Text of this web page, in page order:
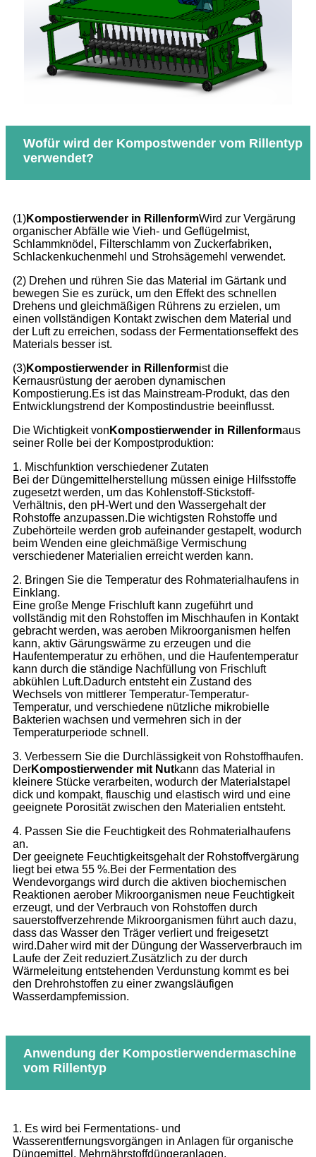
Wofür wird der Kompostwender vom Rillentyp
verwendet?
(1)Kompostierwender in RillenformWird zur Vergärung
organischer Abfälle wie Vieh- und Geflügelmist,
Schlammknödel, Filterschlamm von Zuckerfabriken,
Schlackenkuchenmehl und Strohsägemehl verwendet.
(2) Drehen und rühren Sie das Material im Gärtank und
bewegen Sie es zurück, um den Effekt des schnellen
Drehens und gleichmäßigen Rührens zu erzielen, um
einen vollständigen Kontakt zwischen dem Material und
der Luft zu erreichen, sodass der Fermentationseffekt des
Materials besser ist.
(3)Kompostierwender in Rillenformist die
Kernausrüstung der aeroben dynamischen
Kompostierung.Es ist das Mainstream-Produkt, das den
Entwicklungstrend der Kompostindustrie beeinflusst.
Die Wichtigkeit von Kompostierwender in Rillenformaus
seiner Rolle bei der Kompostproduktion:
1. Mischfunktion verschiedener Zutaten
Bei der Düngemittelherstellung müssen einige Hilfsstoffe
zugesetzt werden, um das Kohlenstoff-Stickstoff-
Verhältnis, den pH-Wert und den Wassergehalt der
Rohstoffe anzupassen.Die wichtigsten Rohstoffe und
Zubehörteile werden grob aufeinander gestapelt, wodurch
beim Wenden eine gleichmäßige Vermischung
verschiedener Materialien erreicht werden kann.
2. Bringen Sie die Temperatur des Rohmaterialhaufens in
Einklang.
Eine große Menge Frischluft kann zugeführt und
vollständig mit den Rohstoffen im Mischhaufen in Kontakt
gebracht werden, was aeroben Mikroorganismen helfen
kann, aktiv Gärungswärme zu erzeugen und die
Haufentemperatur zu erhöhen, und die Haufentemperatur
kann durch die ständige Nachfüllung von Frischluft
abkühlen Luft.Dadurch entsteht ein Zustand des
Wechsels von mittlerer Temperatur-Temperatur-
Temperatur, und verschiedene nützliche mikrobielle
Bakterien wachsen und vermehren sich in der
Temperaturperiode schnell.
3. Verbessern Sie die Durchlässigkeit von Rohstoffhaufen.
DerKompostierwender mit Nutkann das Material in
kleinere Stücke verarbeiten, wodurch der Materialstapel
dick und kompakt, flauschig und elastisch wird und eine
geeignete Porosität zwischen den Materialien entsteht.
4. Passen Sie die Feuchtigkeit des Rohmaterialhaufens
an.
Der geeignete Feuchtigkeitsgehalt der Rohstoffvergärung
liegt bei etwa 55 %.Bei der Fermentation des
Wendevorgangs wird durch die aktiven biochemischen
Reaktionen aerober Mikroorganismen neue Feuchtigkeit
erzeugt, und der Verbrauch von Rohstoffen durch
sauerstoffverzehrende Mikroorganismen führt auch dazu,
dass das Wasser den Träger verliert und freigesetzt
wird.Daher wird mit der Düngung der Wasserverbrauch im
Laufe der Zeit reduziert.Zusätzlich zu der durch
Wärmeleitung entstehenden Verdunstung kommt es bei
den Drehrohstoffen zu einer zwangsläufigen
Wasserdampfemission.
Anwendung der Kompostierwendermaschine
vom Rillentyp
1. Es wird bei Fermentations- und
Wasserentfernungsvorgängen in Anlagen für organische
Düngemittel, Mehrnährstoffdüngeranlagen,